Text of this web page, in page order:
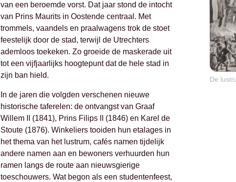
van een beroemde vorst. Dat jaar stond de intocht
van Prins Maurits in Oostende centraal. Met
trommels, vaandels en praalwagens trok de stoet
feestelijk door de stad, terwijl de Utrechters
ademloos toekeken. Zo groeide de maskerade uit
tot een vijfjaarlijks hoogtepunt dat de hele stad in
zijn ban hield.
In de jaren die volgden verschenen nieuwe
historische taferelen: de ontvangst van Graaf
Willem II (1841), Prins Filips II (1846) en Karel de
Stoute (1876). Winkeliers tooiden hun etalages in
het thema van het lustrum, cafés namen tijdelijk
andere namen aan en bewoners verhuurden hun
ramen langs de route aan nieuwsgierige
toeschouwers. Wat begon als een studentenfeest,
De